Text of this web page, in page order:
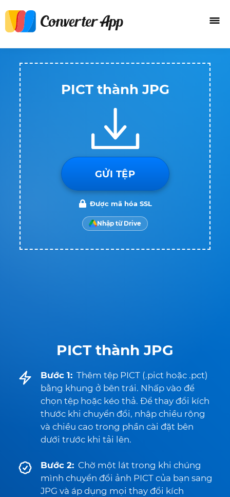
PICT thành JPG
Bước 1: Thêm tệp PICT (.pict hoặc .pct)
bằng khung ở bên trái. Nhấp vào để
chọn tệp hoặc kéo thả. Để thay đổi kích
thước khi chuyển đổi, nhập chiều rộng
và chiều cao trong phần cài đặt bên
dưới trước khi tải lên.
Bước 2: Chờ một lát trong khi chúng
mình chuyển đổi ảnh PICT của bạn sang
JPG và áp dụng mọi thay đổi kích
PICT thành JPG
GỬI TỆP
Được mã hóa SSL
Nhập từ Drive